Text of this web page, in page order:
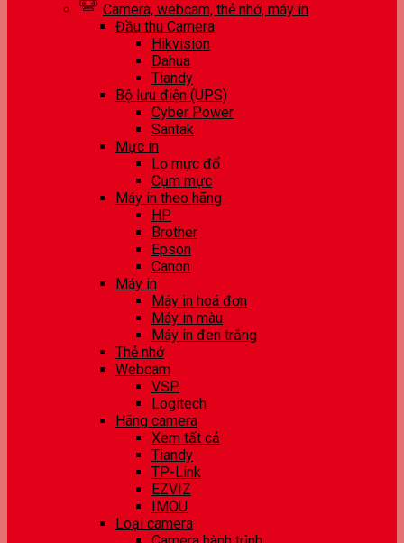
Camera, webcam, thẻ nhớ, máy in
Đầu thu Camera
Hikvision
Dahua
Tiandy
Bộ lưu điện (UPS)
Cyber Power
Santak
Mực in
Lọ mực đổ
Cụm mực
Máy in theo hãng
HP
Brother
Epson
Canon
Máy in
Máy in hoá đơn
Máy in màu
Máy in đen trắng
Thẻ nhớ
Webcam
VSP
Logitech
Hãng camera
Xem tất cả
Tiandy
TP-Link
EZVIZ
IMOU
Loại camera